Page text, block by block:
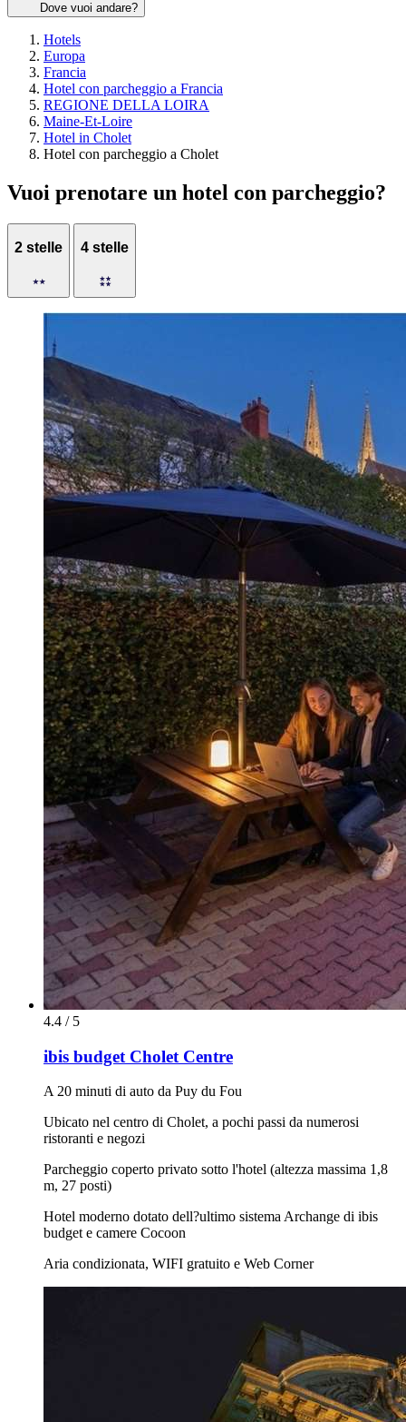
Dove vuoi andare?
Hotels
Europa
Francia
Hotel con parcheggio a Francia
REGIONE DELLA LOIRA
Maine-Et-Loire
Hotel in Cholet
Hotel con parcheggio a Cholet
Vuoi prenotare un hotel con parcheggio?
2 stelle 4 stelle
4.4 / 5
ibis budget Cholet Centre
A 20 minuti di auto da Puy du Fou
Ubicato nel centro di Cholet, a pochi passi da numerosi
ristoranti e negozi
Parcheggio coperto privato sotto l'hotel (altezza massima 1,8
m, 27 posti)
Hotel moderno dotato dell?ultimo sistema Archange di ibis
budget e camere Cocoon
Aria condizionata, WIFI gratuito e Web Corner